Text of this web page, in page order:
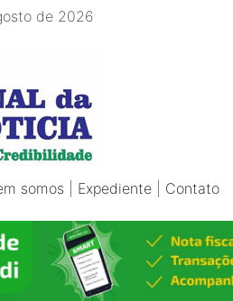
de 2026
somos Expediente Contato